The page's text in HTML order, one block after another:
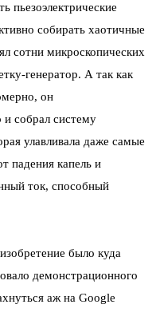
пьезоэлектрические
собирать хаотичные
сотни микроскопических
генератор. А так как
он
и собрал систему
улавливала даже самые
падения капель и
ток, способный
было куда
демонстрационного
аж на Google